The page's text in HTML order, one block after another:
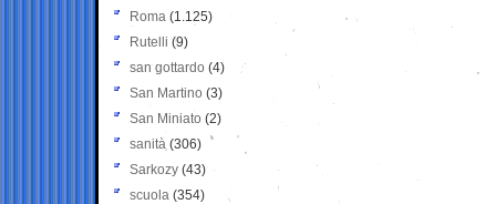
Roma (1.125)
Rutelli (9)
san gottardo (4)
San Martino (3)
San Miniato (2)
sanità (306)
Sarkozy (43)
scuola (354)